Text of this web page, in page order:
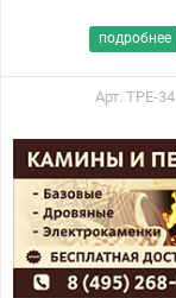
подробнее
Арт. ТРЕ-34